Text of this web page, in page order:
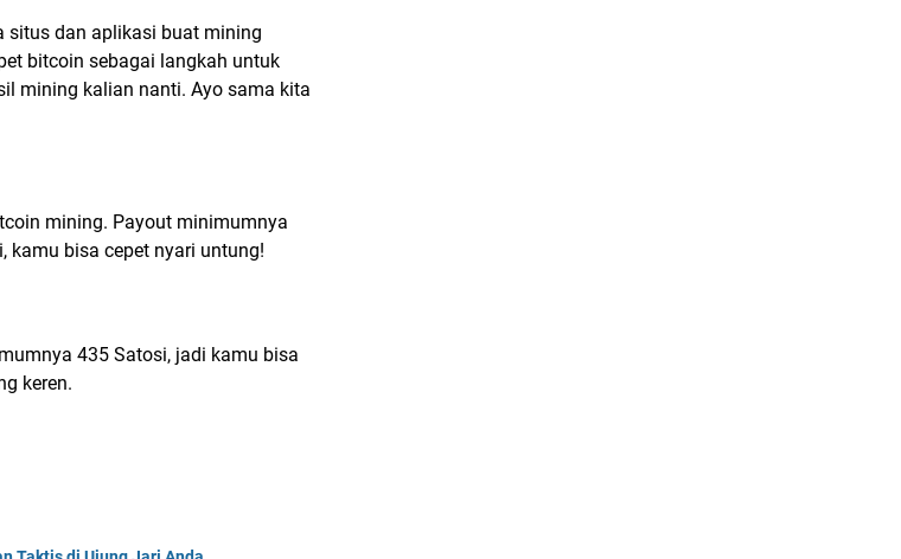
situs dan aplikasi buat mining
bitcoin sebagai langkah untuk
mining kalian nanti. Ayo sama kita
mining. Payout minimumnya
kamu bisa cepet nyari untung!
435 Satosi, jadi kamu bisa
keren.